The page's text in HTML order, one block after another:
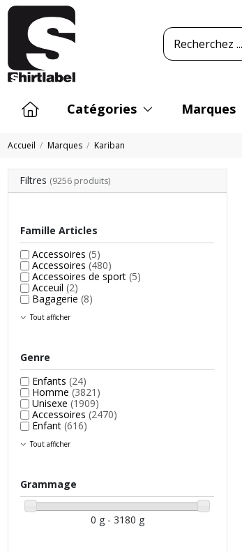
Catégories Marques
Accueil Marques Kariban
Filtres (9256 produits)
Famille Articles
Accessoires (5)
Accessoires (480)
Accessoires de sport (5)
Acceuil (2)
Bagagerie (8)
Tout afficher
Genre
Enfants (24)
Homme (3821)
Unisexe (1909)
Accessoires (2470)
Enfant (616)
Tout afficher
Grammage
0 g - 3180 g